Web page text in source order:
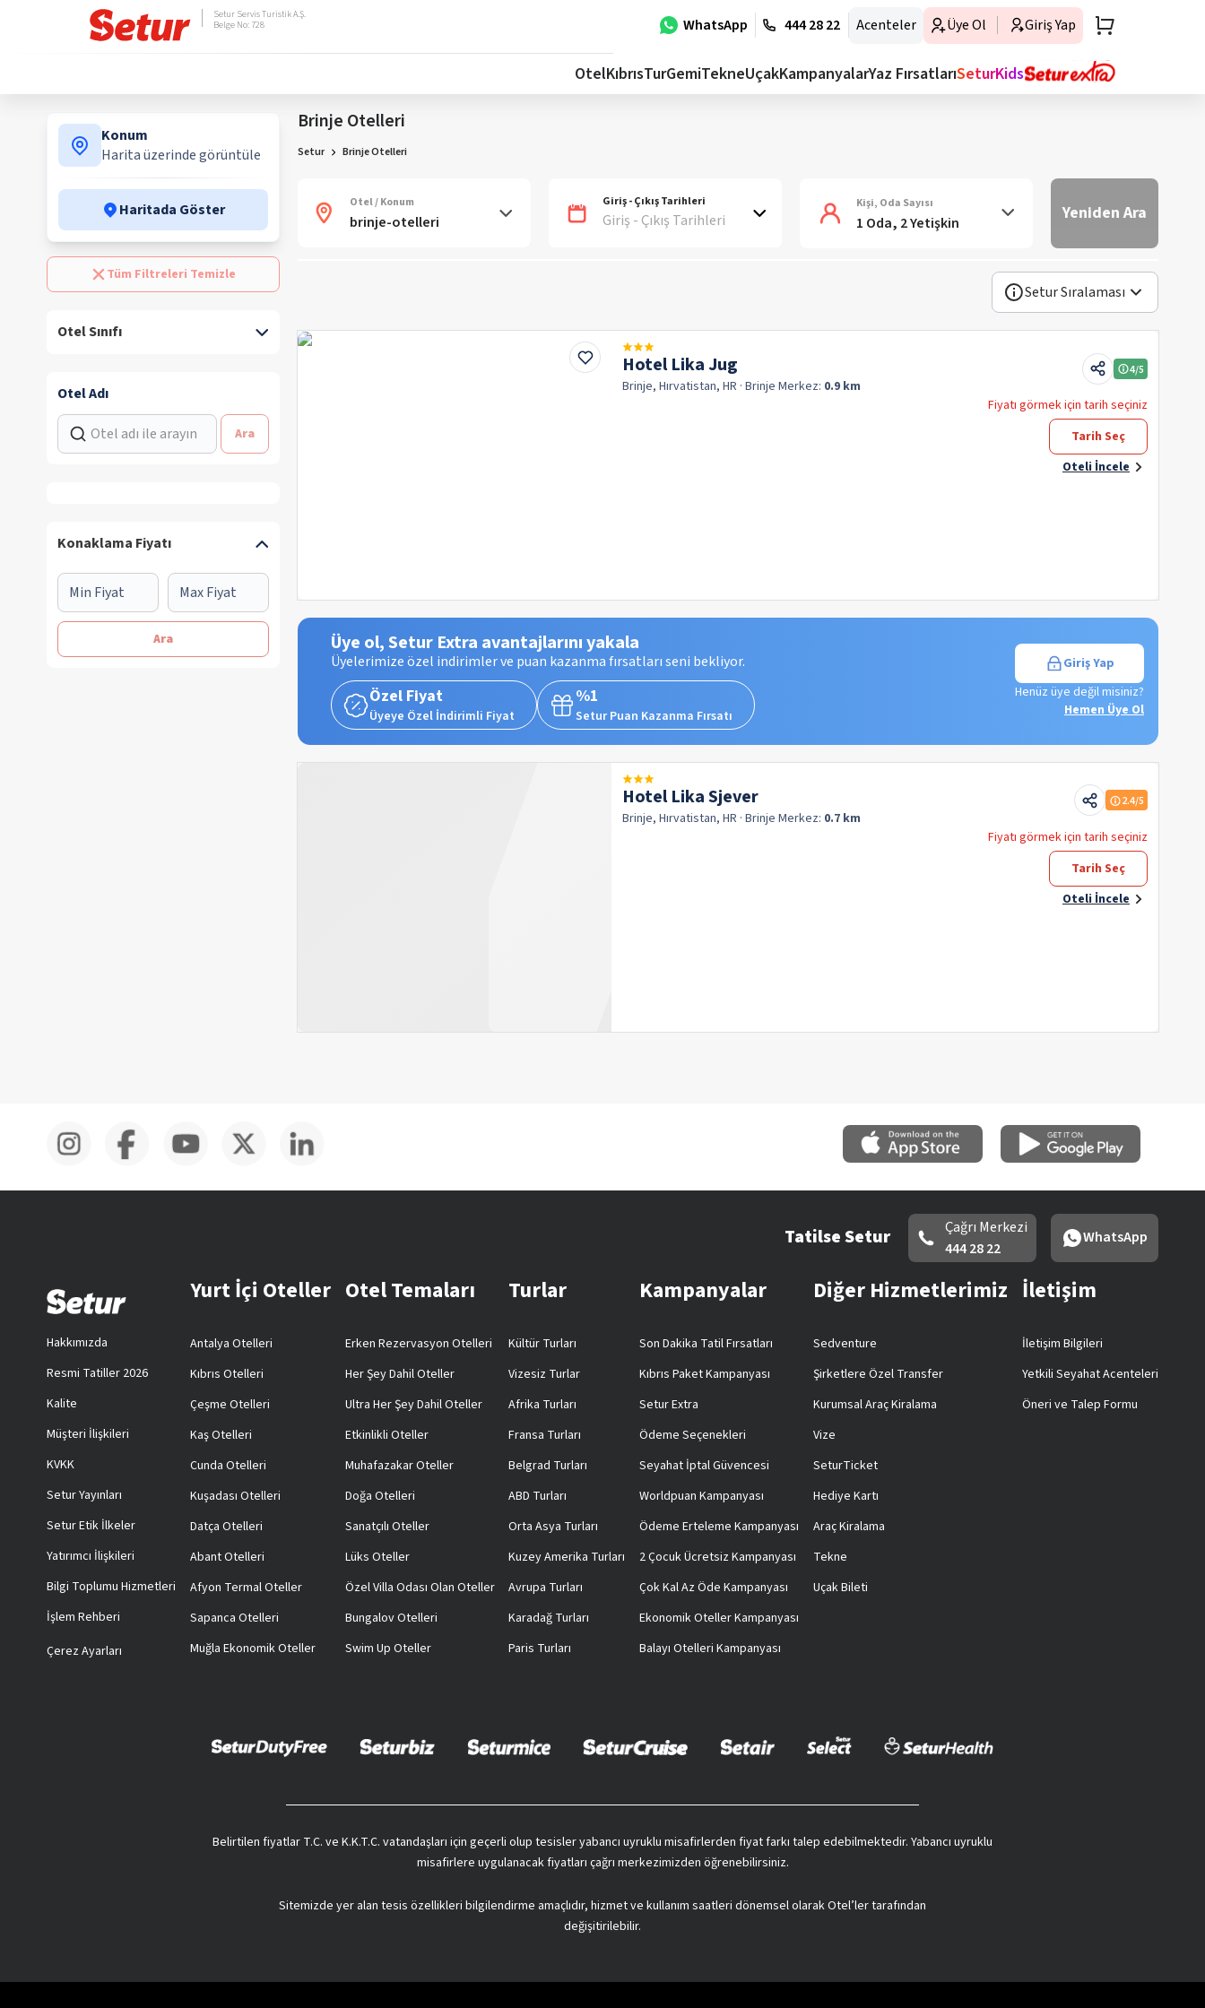
WhatsApp 444 28 22 Acenteler Üye Ol Giriş Yap
Setur Servis Turistik A.Ş.
Belge No: 728
OtelKıbrısTurGemiTekneUçakKampanyalarYaz FırsatlarıSeturKids
Konum
Harita üzerinde görüntüle
Haritada Göster
Tüm Filtreleri Temizle
Otel Sınıfı
Otel Adı
Ara
Konaklama Fiyatı
Ara
Brinje Otelleri
Setur Brinje Otelleri
Otel / Konum Giriş - Çıkış Tarihleri
Giriş - Çıkış Tarihleri
Kişi, Oda Sayısı
1 Oda, 2 Yetişkin Yeniden Ara
Setur Sıralaması
Hotel Lika Jug
Brinje, Hırvatistan, HR · Brinje Merkez: 0.9 km
4/5
Fiyatı görmek için tarih seçiniz
Tarih Seç
Oteli İncele
Üye ol, Setur Extra avantajlarını yakala
Üyelerimize özel indirimler ve puan kazanma fırsatları seni bekliyor.
Özel Fiyat
Üyeye Özel İndirimli Fiyat
%1
Setur Puan Kazanma Fırsatı
Giriş Yap
Henüz üye değil misiniz?
Hemen Üye Ol
Hotel Lika Sjever
Brinje, Hırvatistan, HR · Brinje Merkez: 0.7 km
2.4/5
Fiyatı görmek için tarih seçiniz
Tarih Seç
Oteli İncele
Tatilse Setur
Çağrı Merkezi
444 28 22
WhatsApp
Hakkımızda
Resmi Tatiller 2026
Kalite
Müşteri İlişkileri
KVKK
Setur Yayınları
Setur Etik İlkeler
Yatırımcı İlişkileri
Bilgi Toplumu Hizmetleri
İşlem Rehberi
Çerez Ayarları
Yurt İçi Oteller
Antalya Otelleri
Kıbrıs Otelleri
Çeşme Otelleri
Kaş Otelleri
Cunda Otelleri
Kuşadası Otelleri
Datça Otelleri
Abant Otelleri
Afyon Termal Oteller
Sapanca Otelleri
Muğla Ekonomik Oteller
Otel Temaları
Erken Rezervasyon Otelleri
Her Şey Dahil Oteller
Ultra Her Şey Dahil Oteller
Etkinlikli Oteller
Muhafazakar Oteller
Doğa Otelleri
Sanatçılı Oteller
Lüks Oteller
Özel Villa Odası Olan Oteller
Bungalov Otelleri
Swim Up Oteller
Turlar
Kültür Turları
Vizesiz Turlar
Afrika Turları
Fransa Turları
Belgrad Turları
ABD Turları
Orta Asya Turları
Kuzey Amerika Turları
Avrupa Turları
Karadağ Turları
Paris Turları
Kampanyalar
Son Dakika Tatil Fırsatları
Kıbrıs Paket Kampanyası
Setur Extra
Ödeme Seçenekleri
Seyahat İptal Güvencesi
Worldpuan Kampanyası
Ödeme Erteleme Kampanyası
2 Çocuk Ücretsiz Kampanyası
Çok Kal Az Öde Kampanyası
Ekonomik Oteller Kampanyası
Balayı Otelleri Kampanyası
Diğer Hizmetlerimiz
Sedventure
Şirketlere Özel Transfer
Kurumsal Araç Kiralama
Vize
SeturTicket
Hediye Kartı
Araç Kiralama
Tekne
Uçak Bileti
İletişim
İletişim Bilgileri
Yetkili Seyahat Acenteleri
Öneri ve Talep Formu
Belirtilen fiyatlar T.C. ve K.K.T.C. vatandaşları için geçerli olup tesisler yabancı uyruklu misafirlerden fiyat farkı talep edebilmektedir. Yabancı uyruklu
misafirlere uygulanacak fiyatları çağrı merkezimizden öğrenebilirsiniz.
Sitemizde yer alan tesis özellikleri bilgilendirme amaçlıdır, hizmet ve kullanım saatleri dönemsel olarak Otel’ler tarafından
değişitirilebilir.